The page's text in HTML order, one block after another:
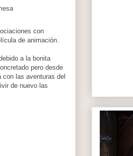
con
de animación.
a la bonita
pero desde
las aventuras del
de nuevo las